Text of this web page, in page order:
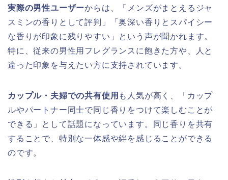
実際の男性ユーザーからは、「メンズがまとえるジャ
スミンの香りとして評判」「奥深い香りとスパイシー
な香りが印象に残りやすい」という声が聞かれます。
特に、従来の男性用フレグランスに飽きた方や、人と
違った印象を与えたい方に支持されています。
カップル・夫婦での共有使用 も人気が高く、「カップ
ルやパートナー同士で同じ香りをつけて楽しむことが
できる」として話題になっています。同じ香りを共有
することで、特別な一体感や絆を感じることができる
のです。